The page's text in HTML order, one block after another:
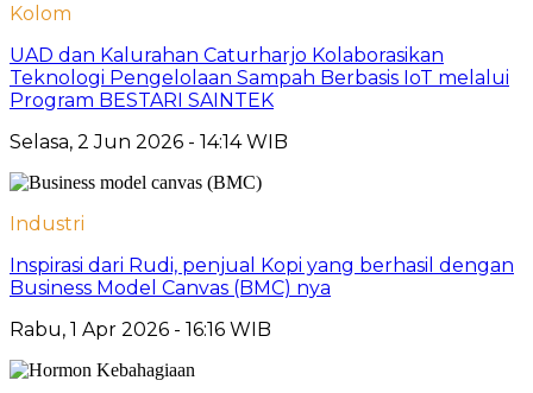
Kolom
UAD dan Kalurahan Caturharjo Kolaborasikan
Teknologi Pengelolaan Sampah Berbasis IoT melalui
Program BESTARI SAINTEK
Selasa, 2 Jun 2026 - 14:14 WIB
Industri
Inspirasi dari Rudi, penjual Kopi yang berhasil dengan
Business Model Canvas (BMC) nya
Rabu, 1 Apr 2026 - 16:16 WIB